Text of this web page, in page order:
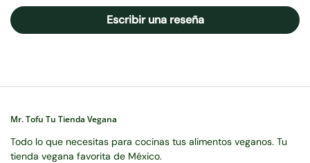
Escribir una reseña
Mr. Tofu Tu Tienda Vegana
Todo lo que necesitas para cocinas tus alimentos veganos. Tu
tienda vegana favorita de México.